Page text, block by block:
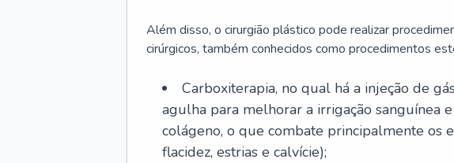
Além disso, o cirurgião plástico pode realizar
cirúrgicos, também conhecidos como procedimentos
Carboxiterapia, no qual há a injeção de
agulha para melhorar a irrigação sanguínea
colágeno, o que combate principalmente os
flacidez, estrias e calvície);